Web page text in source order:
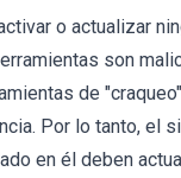
o actualizar
son
de
Por lo tanto, el
en él deben